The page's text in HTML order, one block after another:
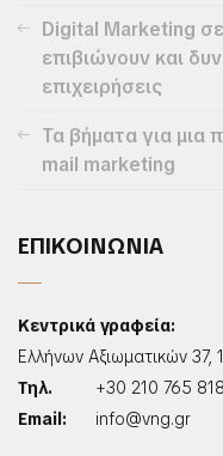
Digital Marketing
επιβιώνουν και
επιχειρήσεις
Τα βήματα για μια
mail marketing
ΕΠΙΚΟΙΝΩΝΙΑ
Κεντρικά γραφεία:
Ελλήνων Αξιωματικών
Τηλ.
+30 210 765
Email:
info@vng.gr